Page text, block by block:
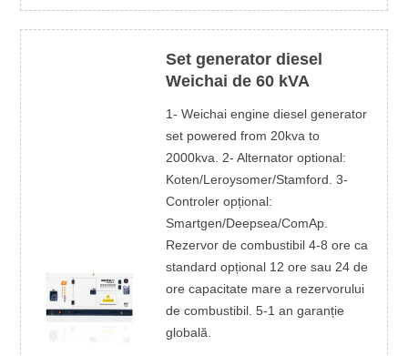
Set generator diesel
Weichai de 60 kVA
1- Weichai engine diesel generator
set powered from 20kva to
2000kva. 2- Alternator optional:
Koten/Leroysomer/Stamford. 3-
Controler opțional:
Smartgen/Deepsea/ComAp.
Rezervor de combustibil 4-8 ore ca
standard opțional 12 ore sau 24 de
ore capacitate mare a rezervorului
de combustibil. 5-1 an garanție
globală.